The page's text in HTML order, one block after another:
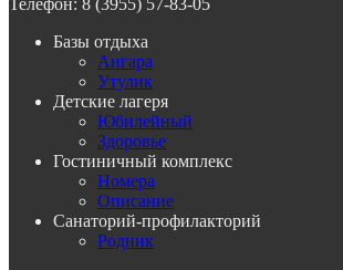
Базы отдыха
Ангара
Утулик
Детские лагеря
Юбилейный
Здоровье
Гостиничный комплекс
Номера
Описание
Санаторий-профилакторий
Родник